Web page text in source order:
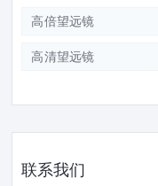
高倍望远镜
高清望远镜
联系我们